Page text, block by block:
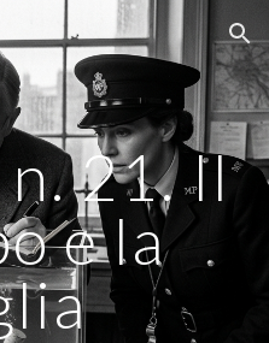
Skip to navigation
21.Il
e la